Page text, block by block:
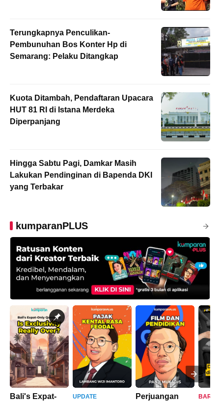
Terungkapnya Penculikan-
Pembunuhan Bos Konter Hp di
Semarang: Pelaku Ditangkap
Kuota Ditambah, Pendaftaran Upacara
HUT 81 RI di Istana Merdeka
Diperpanjang
Hingga Sabtu Pagi, Damkar Masih
Lakukan Pendinginan di Bapenda DKI
yang Terbakar
kumparanPLUS
Bali's Expat- UPDATE Perjuangan BARU